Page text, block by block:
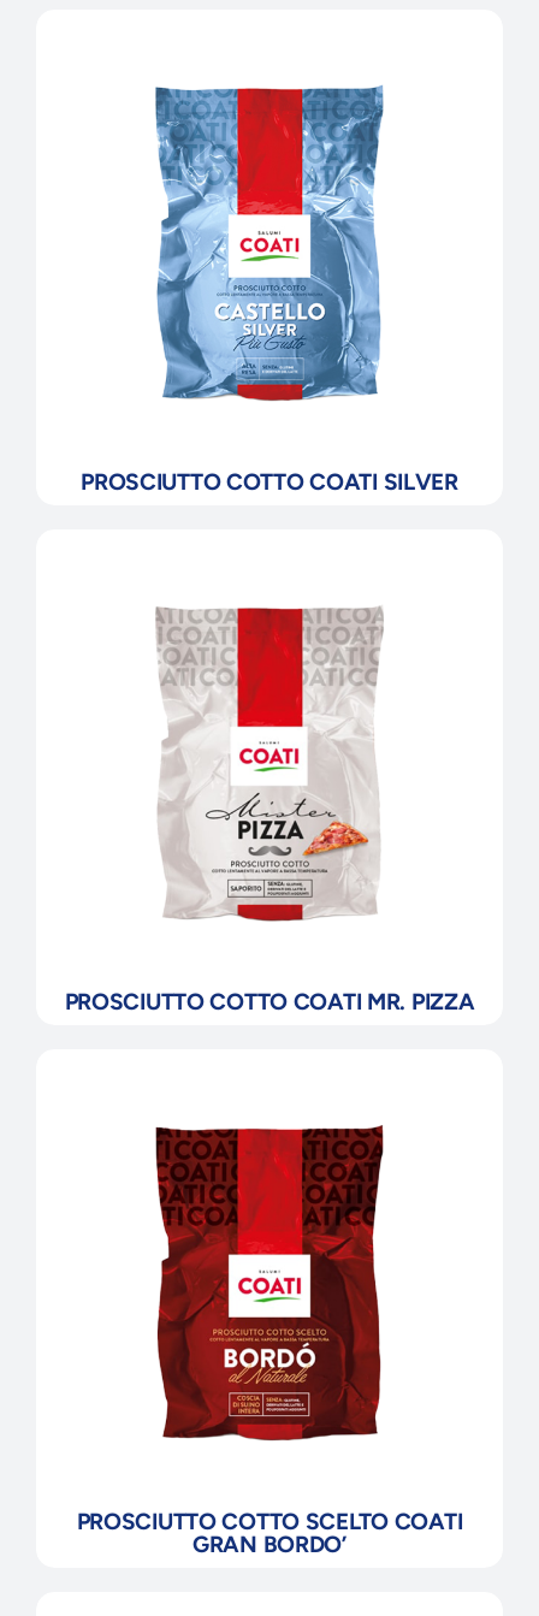
PROSCIUTTO COTTO COATI SILVER
PROSCIUTTO COTTO COATI MR. PIZZA
PROSCIUTTO COTTO SCELTO COATI
GRAN BORDO’